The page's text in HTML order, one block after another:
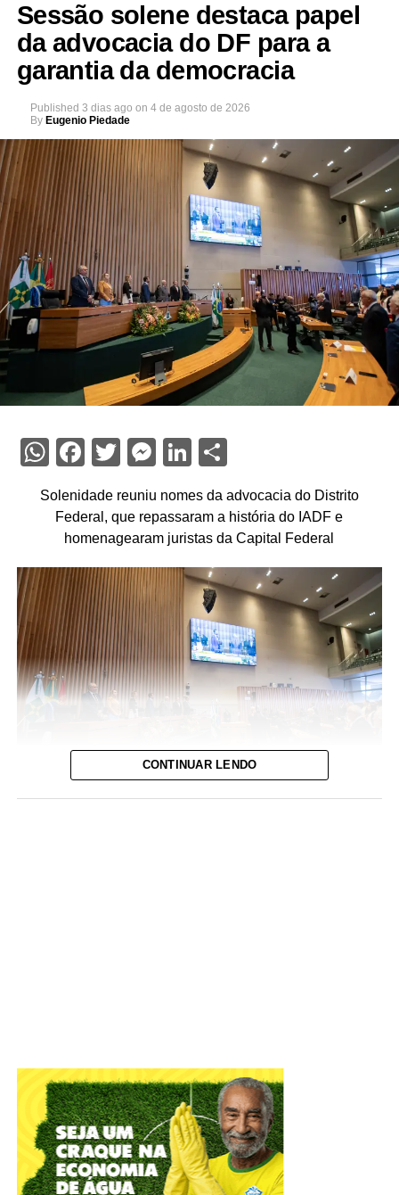
Sessão solene destaca papel
da advocacia do DF para a
garantia da democracia
Published 3 dias ago on 4 de agosto de 2026
By Eugenio Piedade
WhatsApp
Facebook
Twitter
Messenger
LinkedIn
Share
Solenidade reuniu nomes da advocacia do Distrito
Federal, que repassaram a história do IADF e
homenagearam juristas da Capital Federal
científica, com o objetivo de defender o Estado
Democrático de Direito e colaborar com o Poder Público
no aperfeiçoamento das práticas jurídico-administrativas.
ADVERTISEMENT
CONTINUAR LENDO